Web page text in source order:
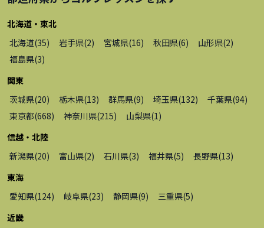
北海道・東北
北海道(35) 岩手県(2) 宮城県(16) 秋田県(6) 山形県(2)
福島県(3)
関東
茨城県(20) 栃木県(13) 群馬県(9) 埼玉県(132) 千葉県(94)
東京都(668) 神奈川県(215) 山梨県(1 )
信越・北陸
新潟県(20) 富山県(2) 石川県(3) 福井県(5) 長野県(13)
東海
愛知県(124) 岐阜県(23) 静岡県(9) 三重県(5)
近畿